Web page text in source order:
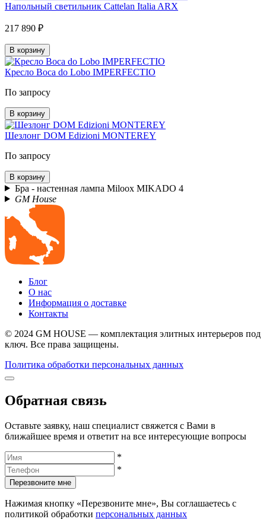
Напольный светильник Cattelan Italia ARX
217 890 ₽
В корзину
Кресло Boca do Lobo IMPERFECTIO
По запросу
В корзину
Шезлонг DOM Edizioni MONTEREY
По запросу
В корзину
Бра - настенная лампа Miloox MIKADO 4
GM House
Блог
О нас
Информация о доставке
Контакты
© 2024 GM HOUSE — комплектация элитных интерьеров под
ключ. Все права защищены.
Политика обработки персональных данных
Обратная связь
Оставьте заявку, наш специалист свяжется с Вами в
ближайшее время и ответит на все интересующие вопросы
*
*
Перезвоните мне
Нажимая кнопку «Перезвоните мне», Вы соглашаетесь с
политикой обработки персональных данных